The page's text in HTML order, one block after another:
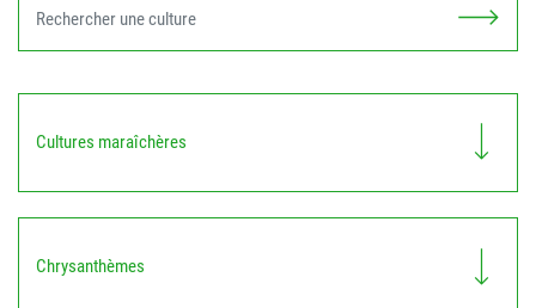
Cultures maraîchères
Chrysanthèmes